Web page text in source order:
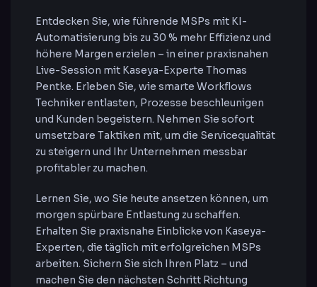
Entdecken Sie, wie führende MSPs mit KI-
Automatisierung bis zu 30 % mehr Effizienz und
höhere Margen erzielen – in einer praxisnahen
Live-Session mit Kaseya-Experte Thomas
Pentke. Erleben Sie, wie smarte Workflows
Techniker entlasten, Prozesse beschleunigen
und Kunden begeistern. Nehmen Sie sofort
umsetzbare Taktiken mit, um die Servicequalität
zu steigern und Ihr Unternehmen messbar
profitabler zu machen.
Lernen Sie, wo Sie heute ansetzen können, um
morgen spürbare Entlastung zu schaffen.
Erhalten Sie praxisnahe Einblicke von Kaseya-
Experten, die täglich mit erfolgreichen MSPs
arbeiten. Sichern Sie sich Ihren Platz – und
machen Sie den nächsten Schritt Richtung